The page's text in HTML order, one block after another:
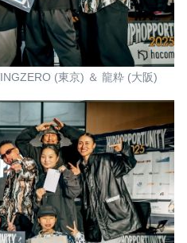
(東京) ＆ 龍粋 (大阪)